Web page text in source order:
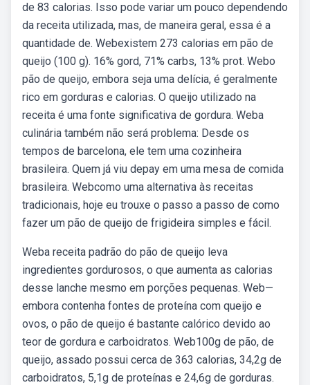
de 83 calorias. Isso pode variar um pouco dependendo
da receita utilizada, mas, de maneira geral, essa é a
quantidade de. Webexistem 273 calorias em pão de
queijo (100 g). 16% gord, 71% carbs, 13% prot. Webo
pão de queijo, embora seja uma delícia, é geralmente
rico em gorduras e calorias. O queijo utilizado na
receita é uma fonte significativa de gordura. Weba
culinária também não será problema: Desde os
tempos de barcelona, ele tem uma cozinheira
brasileira. Quem já viu depay em uma mesa de comida
brasileira. Webcomo uma alternativa às receitas
tradicionais, hoje eu trouxe o passo a passo de como
fazer um pão de queijo de frigideira simples e fácil.
Weba receita padrão do pão de queijo leva
ingredientes gordurosos, o que aumenta as calorias
desse lanche mesmo em porções pequenas. Web—
embora contenha fontes de proteína com queijo e
ovos, o pão de queijo é bastante calórico devido ao
teor de gordura e carboidratos. Web100g de pão, de
queijo, assado possui cerca de 363 calorias, 34,2g de
carboidratos, 5,1g de proteínas e 24,6g de gorduras.